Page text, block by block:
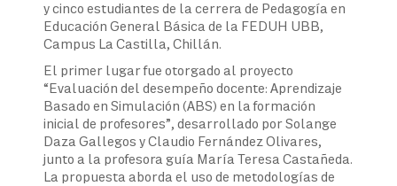
y cinco estudiantes de la cerrera de Pedagogía en
Educación General Básica de la FEDUH UBB,
Campus La Castilla, Chillán.
El primer lugar fue otorgado al proyecto
“Evaluación del desempeño docente: Aprendizaje
Basado en Simulación (ABS) en la formación
inicial de profesores”, desarrollado por Solange
Daza Gallegos y Claudio Fernández Olivares,
junto a la profesora guía María Teresa Castañeda.
La propuesta aborda el uso de metodologías de